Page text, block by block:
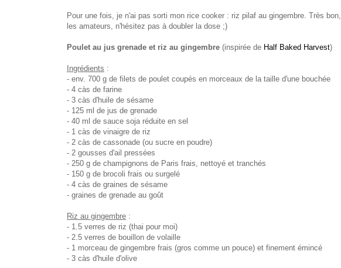
Pour une fois, je n'ai pas sorti mon rice cooker : riz pilaf au gingembre. Très bon,
les amateurs, n'hésitez pas à doubler l adose ;)
Poulet au jus grenade et riz au gingembre (inspirée de Half Baked Harvest)
Ingrédients :
- env. 700 g de filets de poulet coupés en morceaux de la taille d'une bouchée
- 4 càs de farine
- 3 càs d'huile de sésame
- 125 ml de jus de grenade
- 40 ml de sauce soja réduite en sel
- 1 càs de vinaigre de riz
- 2 càs de cassonade (ou sucre en poudre)
- 2 gousses d'ail pressées
- 250 g de champignons de Paris frais, nettoyé et tranchés
- 150 g de brocoli frais ou surgelé
- 4 càs de graines de sésame
- graines de grenade au goût
Riz au gingembre :
- 1.5 verres de riz (thai pour moi)
- 2.5 verres de bouillon de volaille
- 1 morceau de gingembre frais (gros comme un pouce) et finement émincé
- 3 càs d'huile d'olive